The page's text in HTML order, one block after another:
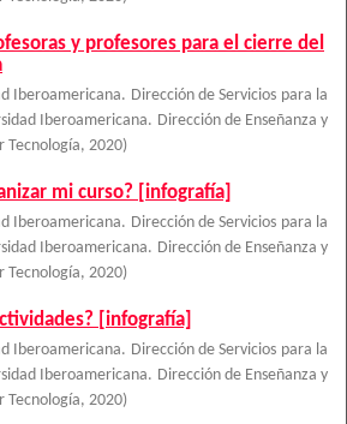
y profesores para el cierre del
Iberoamericana. Dirección de Servicios para la
Iberoamericana. Dirección de Enseñanza y
Tecnología, 2020)
mi curso? [infografía]
Iberoamericana. Dirección de Servicios para la
Iberoamericana. Dirección de Enseñanza y
Tecnología, 2020)
[infografía]
Iberoamericana. Dirección de Servicios para la
Iberoamericana. Dirección de Enseñanza y
Tecnología, 2020)